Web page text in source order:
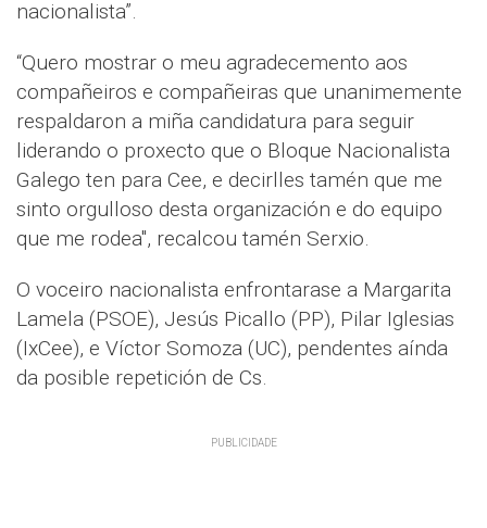
nacionalista”.
“Quero mostrar o meu agradecemento aos
compañeiros e compañeiras que unanimemente
respaldaron a miña candidatura para seguir
liderando o proxecto que o Bloque Nacionalista
Galego ten para Cee, e decirlles tamén que me
sinto orgulloso desta organización e do equipo
que me rodea", recalcou tamén Serxio.
O voceiro nacionalista enfrontarase a Margarita
Lamela (PSOE), Jesús Picallo (PP), Pilar Iglesias
(IxCee), e Víctor Somoza (UC), pendentes aínda
da posible repetición de Cs.